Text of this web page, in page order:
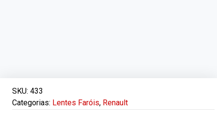
SKU: 433
Categorias: Lentes Faróis, Renault